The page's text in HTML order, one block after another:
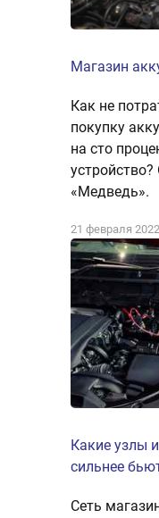
Магазин
Как не
покупку
на сто
«Медведь».
21 февраля 2022
Какие узлы
сильнее
Сеть